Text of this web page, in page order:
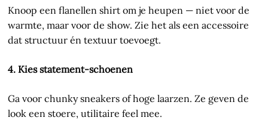
Knoop een flanellen shirt om je heupen — niet voor de
warmte, maar voor de show. Zie het als een accessoire
dat structuur én textuur toevoegt.
4. Kies statement-schoenen
Ga voor chunky sneakers of hoge laarzen. Ze geven de
look een stoere, utilitaire feel mee.